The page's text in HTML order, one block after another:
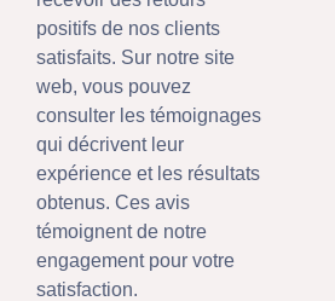
positifs de nos clients
satisfaits. Sur notre site
web, vous pouvez
consulter les témoignages
qui décrivent leur
expérience et les résultats
obtenus. Ces avis
témoignent de notre
engagement pour votre
satisfaction.